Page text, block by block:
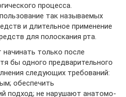
процесса.
так называемых
и длительное применение
для полоскания рта.
начинать только после
бы одного предварительного
следующих требований:
обеспечить
подход; не нарушают анатомо-